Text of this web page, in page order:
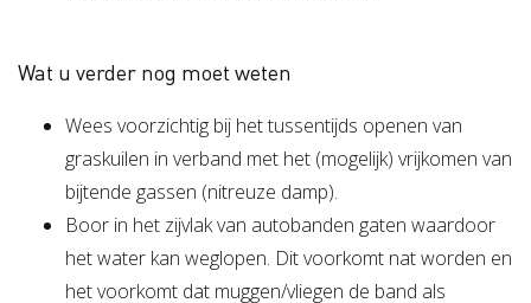
Wat u verder nog moet weten
Wees voorzichtig bij het tussentijds openen van
graskuilen in verband met het (mogelijk) vrijkomen van
bijtende gassen (nitreuze damp).
Boor in het zijvlak van autobanden gaten waardoor
het water kan weglopen. Dit voorkomt nat worden en
het voorkomt dat muggen/vliegen de band als